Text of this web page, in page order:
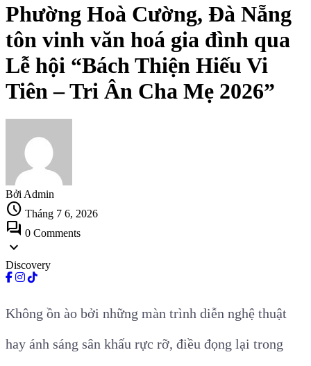
Phường Hoà Cường, Đà Nẵng
tôn vinh văn hoá gia đình qua
Lễ hội “Bách Thiện Hiếu Vi
Tiên – Tri Ân Cha Mẹ 2026”
Bởi Admin
schedule Tháng 7 6, 2026
forum 0 Comments
expand_more
Discovery
Không ồn ào bởi những màn trình diễn nghệ thuật
hay ánh sáng sân khấu rực rỡ, điều đọng lại trong